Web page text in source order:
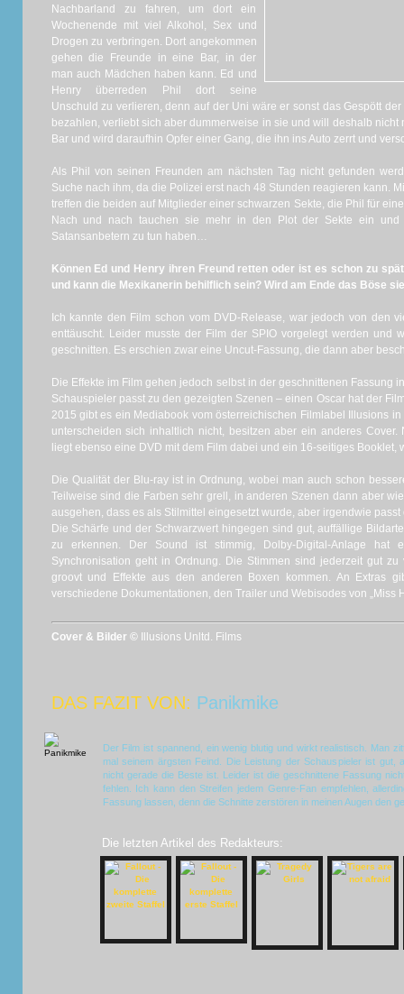
Nachbarland zu fahren, um dort ein
Wochenende mit viel Alkohol, Sex und
Drogen zu verbringen. Dort angekommen
gehen die Freunde in eine Bar, in der
man auch Mädchen haben kann. Ed und
Henry überreden Phil dort seine
Unschuld zu verlieren, denn auf der Uni wäre er sonst das Gespött
bezahlen, verliebt sich aber dummerweise in sie und will deshalb nicht
Bar und wird daraufhin Opfer einer Gang, die ihn ins Auto zerrt und
Als Phil von seinen Freunden am nächsten Tag nicht gefunden
Suche nach ihm, da die Polizei erst nach 48 Stunden reagieren kann.
treffen die beiden auf Mitglieder einer schwarzen Sekte, die Phil für
Nach und nach tauchen sie mehr in den Plot der Sekte ein
Satansanbetern zu tun haben…
Können Ed und Henry ihren Freund retten oder ist es schon zu
und kann die Mexikanerin behilflich sein? Wird am Ende das Böse
Ich kannte den Film schon vom DVD-Release, war jedoch von den
enttäuscht. Leider musste der Film der SPIO vorgelegt werden und
geschnitten. Es erschien zwar eine Uncut-Fassung, die dann aber
Die Effekte im Film gehen jedoch selbst in der geschnittenen Fassung
Schauspieler passt zu den gezeigten Szenen – einen Oscar hat der
2015 gibt es ein Mediabook vom österreichischen Filmlabel Illusions
unterscheiden sich inhaltlich nicht, besitzen aber ein anderes
liegt ebenso eine DVD mit dem Film dabei und ein 16-seitiges Booklet,
Die Qualität der Blu-ray ist in Ordnung, wobei man auch schon
Teilweise sind die Farben sehr grell, in anderen Szenen dann aber
ausgehen, dass es als Stilmittel eingesetzt wurde, aber irgendwie
Die Schärfe und der Schwarzwert hingegen sind gut, auffällige
zu erkennen. Der Sound ist stimmig, Dolby-Digital-Anlage
Synchronisation geht in Ordnung. Die Stimmen sind jederzeit gut
groovt und Effekte aus den anderen Boxen kommen. An Extras
verschiedene Dokumentationen, den Trailer und Webisodes von „Miss
Cover & Bilder © Illusions Unltd. Films
DAS FAZIT VON: Panikmike
Der Film ist spannend, ein wenig blutig und wirkt realistisch. Man
mal seinem ärgsten Feind. Die Leistung der Schauspieler ist gut,
nicht gerade die Beste ist. Leider ist die geschnittene Fassung
fehlen. Ich kann den Streifen jedem Genre-Fan empfehlen,
Fassung lassen, denn die Schnitte zerstören in meinen Augen den
Die letzten Artikel des Redakteurs: